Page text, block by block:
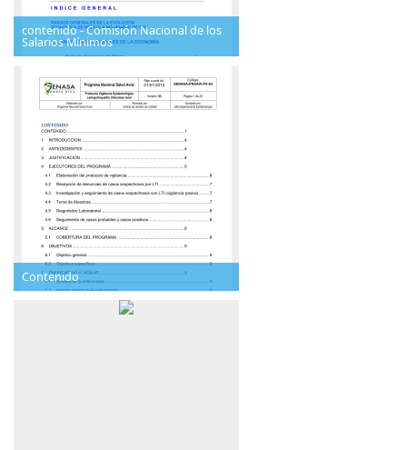
contenido - Comisión Nacional de los
Salarios Mínimos
Contenido